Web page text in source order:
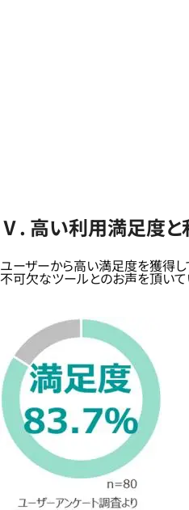
Ⅴ. 高い利用満足度と
ユーザーから高い満足度を獲得し
不可欠なツールとのお声を頂いて